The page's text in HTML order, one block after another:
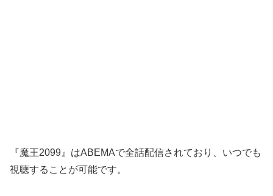
『魔王2099』はABEMAで全話配信されており、いつでも
視聴することが可能です。